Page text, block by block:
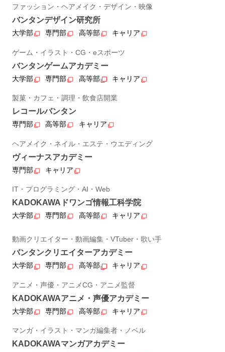
ファッション・ヘアメイク・デザイン・映像
バンタンデザイン研究所
大学部 専門部 高等部 キャリア
ゲーム・イラスト・CG・eスポーツ
バンタンゲームアカデミー
大学部 専門部 高等部 キャリア
製菓・カフェ・調理・飲食店開業
レコールバンタン
専門部 高等部 キャリア
ヘアメイク・ネイル・エステ・ウエディング
ヴィーナスアカデミー
専門部 キャリア
IT・プログラミング・AI・Web
KADOKAWAドワンゴ情報工科学院
大学部 専門部 高等部 キャリア
動画クリエイター・動画編集・VTuber・歌い手
バンタンクリエイターアカデミー
大学部 専門部 高等部 キャリア
アニメ・声優・アニメCG・アニメ監督
KADOKAWAアニメ・声優アカデミー
大学部 専門部 高等部 キャリア
マンガ・イラスト・マンガ編集者・ノベル
KADOKAWAマンガアカデミー